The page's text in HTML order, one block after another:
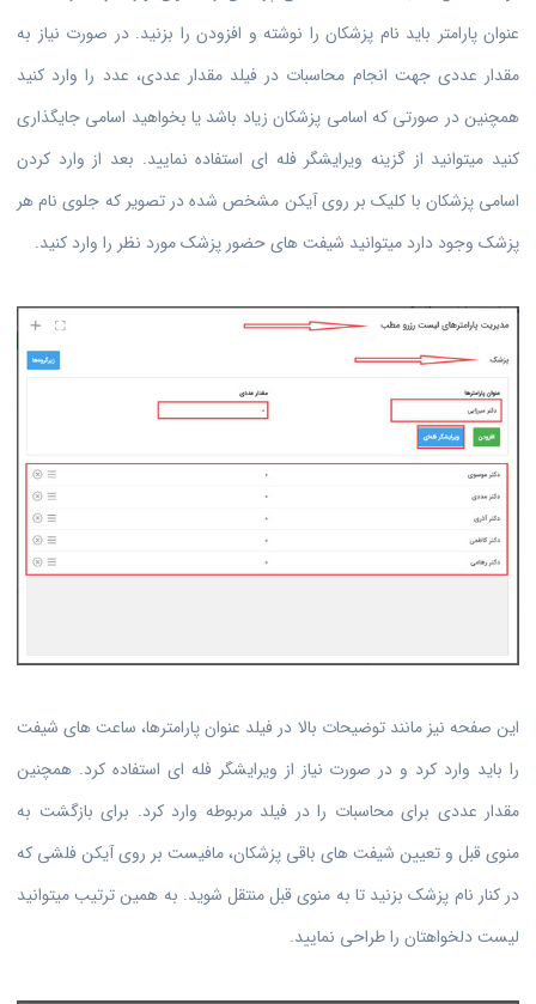
عنوان پارامتر باید نام پزشکان را نوشته و افزودن را بزنید. در صورت نیاز به
مقدار عددی جهت انجام محاسبات در فیلد مقدار عددی، عدد را وارد کنید
همچنین در صورتی که اسامی پزشکان زیاد باشد یا بخواهید اسامی جایگذاری
کنید میتوانید از گزینه ویرایشگر فله ای استفاده نمایید. بعد از وارد کردن
اسامی پزشکان با کلیک بر روی آیکن مشخص شده در تصویر که جلوی نام هر
پزشک وجود دارد میتوانید شیفت های حضور پزشک مورد نظر را وارد کنید.
این صفحه نیز مانند توضیحات بالا در فیلد عنوان پارامترها، ساعت های شیفت
را باید وارد کرد و در صورت نیاز از ویرایشگر فله ای استفاده کرد. همچنین
مقدار عددی برای محاسبات را در فیلد مربوطه وارد کرد. برای بازگشت به
منوی قبل و تعیین شیفت های باقی پزشکان، مافیست بر روی آیکن فلشی که
در کنار نام پزشک بزنید تا به منوی قبل منتقل شوید. به همین ترتیب میتوانید
لیست دلخواهتان را طراحی نمایید.